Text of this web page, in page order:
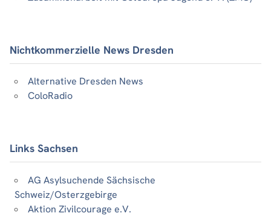
Nichtkommerzielle News Dresden
Alternative Dresden News
ColoRadio
Links Sachsen
AG Asylsuchende Sächsische
Schweiz/Osterzgebirge
Aktion Zivilcourage e.V.